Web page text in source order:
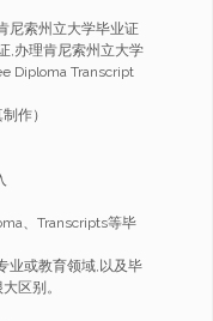
尼索州立大学毕业证
,办理肯尼索州立大学
Diploma Transcript
作）
、Transcripts等毕
业或教育领域,以及毕
区别。